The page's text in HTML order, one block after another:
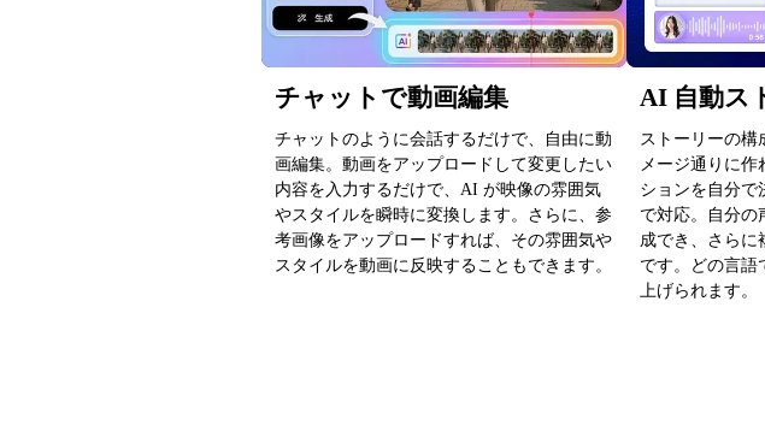
チャットで動画編集
チャットのように会話するだけで、自由に動
画編集。動画をアップロードして変更したい
内容を入力するだけで、AI が映像の雰囲気
やスタイルを瞬時に変換します。さらに、参
考画像をアップロードすれば、その雰囲気や
スタイルを動画に反映することもできます。
AI 自動ス
ストーリーの構
メージ通りに作
ションを自分で
で対応。自分の
成でき、さらに
です。どの言語
上げられます。